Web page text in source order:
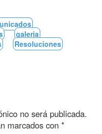
galeria
Resoluciones
no será publicada.
marcados con *